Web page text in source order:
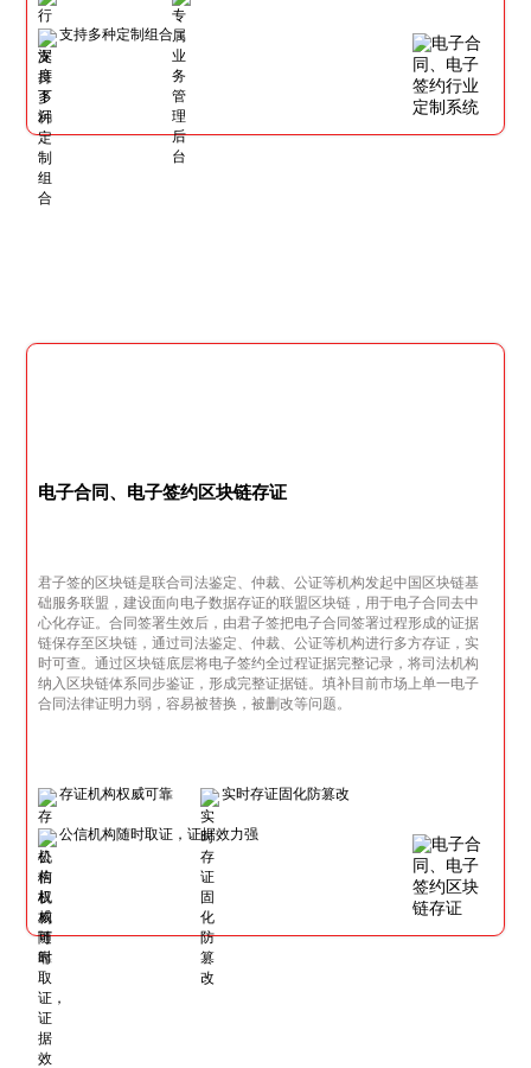
支持多种定制组合
电子合同、电子签约区块链存证
君子签的区块链是联合司法鉴定、仲裁、公证等机构发起中国区块链基
础服务联盟，建设面向电子数据存证的联盟区块链，用于电子合同去中
心化存证。合同签署生效后，由君子签把电子合同签署过程形成的证据
链保存至区块链，通过司法鉴定、仲裁、公证等机构进行多方存证，实
时可查。通过区块链底层将电子签约全过程证据完整记录，将司法机构
纳入区块链体系同步鉴证，形成完整证据链。填补目前市场上单一电子
合同法律证明力弱，容易被替换，被删改等问题。
存证机构权威可靠 实时存证固化防篡改
公信机构随时取证，证据效力强